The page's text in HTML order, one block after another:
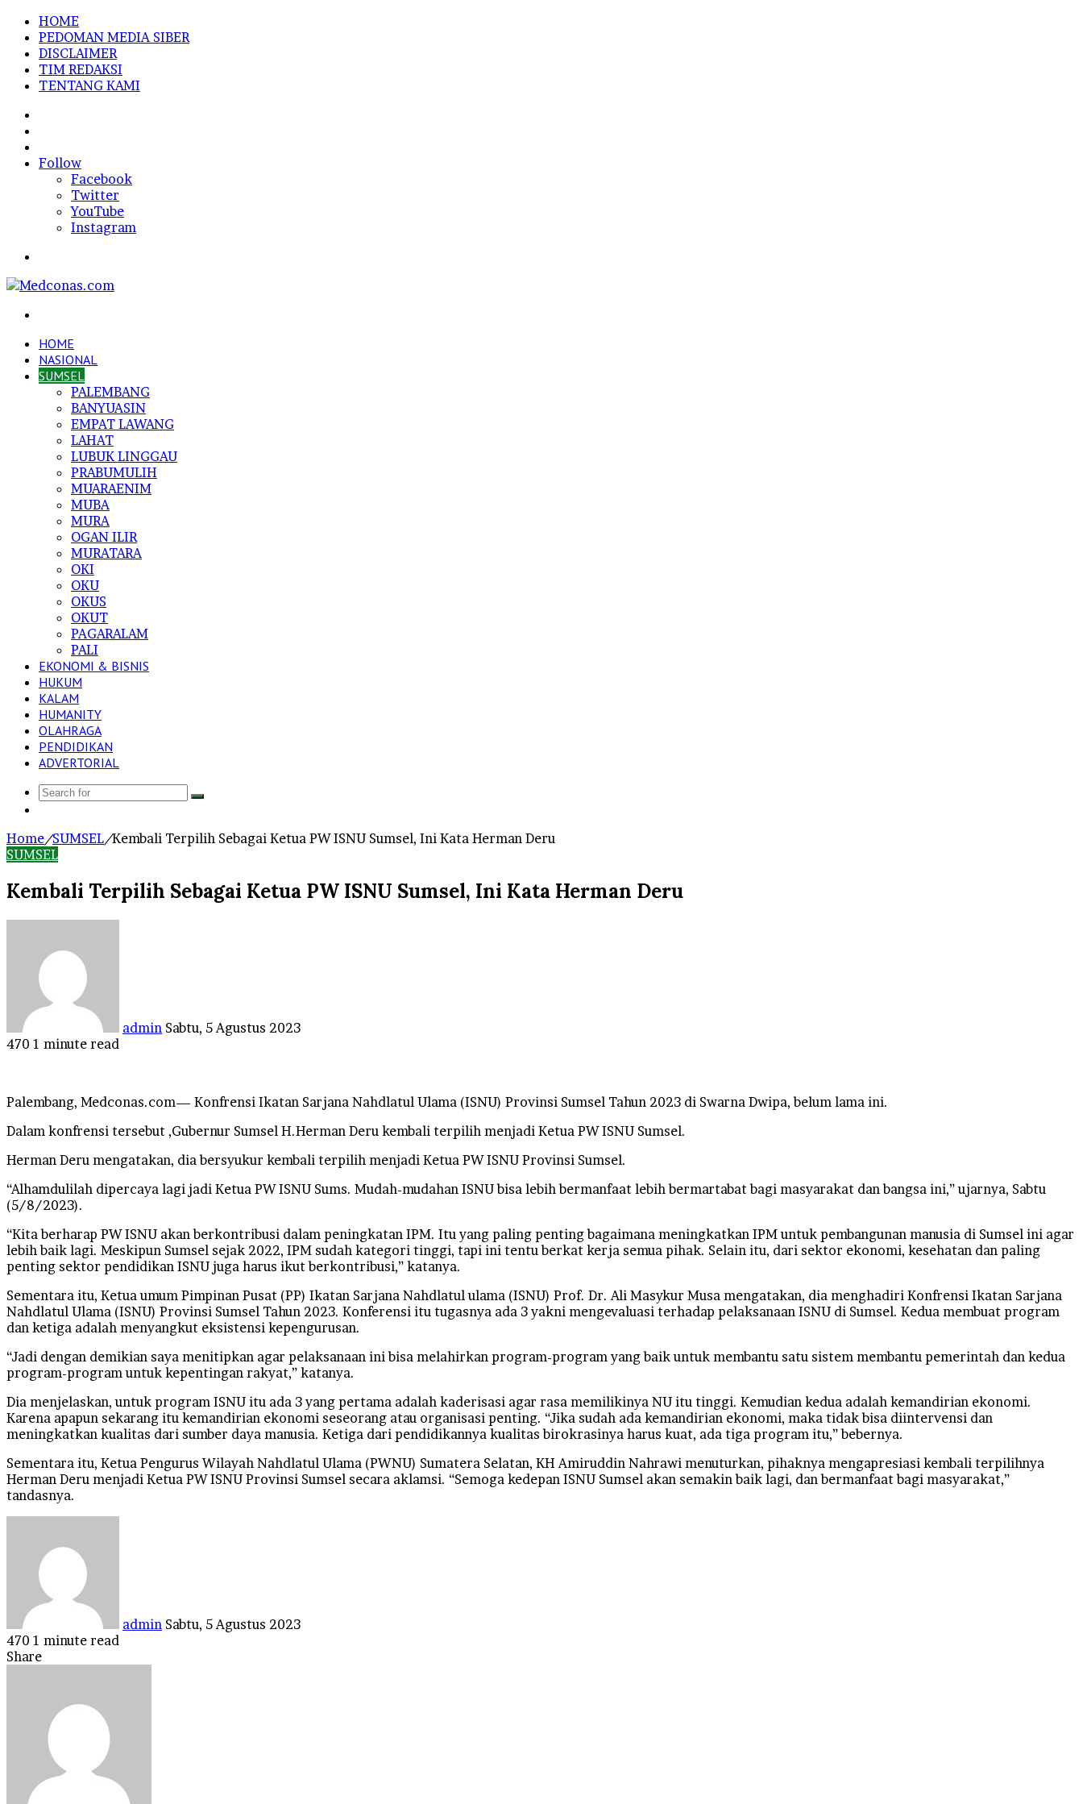
HOME
PEDOMAN MEDIA SIBER
DISCLAIMER
TIM REDAKSI
TENTANG KAMI
In
Follow
Facebook
Twitter
YouTube
Instagram
HOME
NASIONAL
SUMSEL
PALEMBANG
BANYUASIN
EMPAT LAWANG
LAHAT
LUBUK LINGGAU
PRABUMULIH
MUARAENIM
MUBA
MURA
OGAN ILIR
MURATARA
OKI
OKU
OKUS
OKUT
PAGARALAM
PALI
EKONOMI & BISNIS
HUKUM
KALAM
HUMANITY
OLAHRAGA
PENDIDIKAN
ADVERTORIAL
Search
Home/SUMSEL/Kembali Terpilih Sebagai Ketua PW ISNU Sumsel, Ini Kata Herman Deru
SUMSEL
Kembali Terpilih Sebagai Ketua PW ISNU Sumsel, Ini Kata Herman Deru
admin Sabtu, 5 Agustus 2023
470 1 minute read
Palembang, Medconas.com— Konfrensi Ikatan Sarjana Nahdlatul Ulama (ISNU) Provinsi Sumsel Tahun 2023 di Swarna Dwipa, belum lama ini.
Dalam konfrensi tersebut ,Gubernur Sumsel H.Herman Deru kembali terpilih menjadi Ketua PW ISNU Sumsel.
Herman Deru mengatakan, dia bersyukur kembali terpilih menjadi Ketua PW ISNU Provinsi Sumsel.
“Alhamdulilah dipercaya lagi jadi Ketua PW ISNU Sums. Mudah-mudahan ISNU bisa lebih bermanfaat lebih bermartabat bagi masyarakat dan bangsa ini,” ujarnya, Sabtu
(5/8/2023).
“Kita berharap PW ISNU akan berkontribusi dalam peningkatan IPM. Itu yang paling penting bagaimana meningkatkan IPM untuk pembangunan manusia di Sumsel ini agar
lebih baik lagi. Meskipun Sumsel sejak 2022, IPM sudah kategori tinggi, tapi ini tentu berkat kerja semua pihak. Selain itu, dari sektor ekonomi, kesehatan dan paling
penting sektor pendidikan ISNU juga harus ikut berkontribusi,” katanya.
Sementara itu, Ketua umum Pimpinan Pusat (PP) Ikatan Sarjana Nahdlatul ulama (ISNU) Prof. Dr. Ali Masykur Musa mengatakan, dia menghadiri Konfrensi Ikatan Sarjana
Nahdlatul Ulama (ISNU) Provinsi Sumsel Tahun 2023. Konferensi itu tugasnya ada 3 yakni mengevaluasi terhadap pelaksanaan ISNU di Sumsel. Kedua membuat program
dan ketiga adalah menyangkut eksistensi kepengurusan.
“Jadi dengan demikian saya menitipkan agar pelaksanaan ini bisa melahirkan program-program yang baik untuk membantu satu sistem membantu pemerintah dan kedua
program-program untuk kepentingan rakyat,” katanya.
Dia menjelaskan, untuk program ISNU itu ada 3 yang pertama adalah kaderisasi agar rasa memilikinya NU itu tinggi. Kemudian kedua adalah kemandirian ekonomi.
Karena apapun sekarang itu kemandirian ekonomi seseorang atau organisasi penting. “Jika sudah ada kemandirian ekonomi, maka tidak bisa diintervensi dan
meningkatkan kualitas dari sumber daya manusia. Ketiga dari pendidikannya kualitas birokrasinya harus kuat, ada tiga program itu,” bebernya.
Sementara itu, Ketua Pengurus Wilayah Nahdlatul Ulama (PWNU) Sumatera Selatan, KH Amiruddin Nahrawi menuturkan, pihaknya mengapresiasi kembali terpilihnya
Herman Deru menjadi Ketua PW ISNU Provinsi Sumsel secara aklamsi. “Semoga kedepan ISNU Sumsel akan semakin baik lagi, dan bermanfaat bagi masyarakat,”
tandasnya.
admin Sabtu, 5 Agustus 2023
470 1 minute read
Facebook
Twitter
LinkedIn
Tumblr
Pinterest
Reddit
VKontakte
Odnoklassniki
Pocket
Share